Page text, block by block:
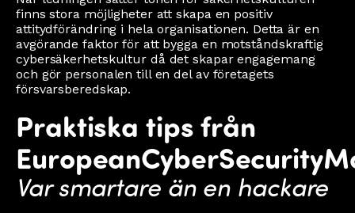
finns stora möjligheter att skapa en positiv
attitydförändring i hela organisationen. Detta är en
avgörande faktor för att bygga en motståndskraftig
cybersäkerhetskultur då det skapar engagemang
och gör personalen till en del av företagets
försvarsberedskap.
Praktiska tips från
Var smartare än en hackare